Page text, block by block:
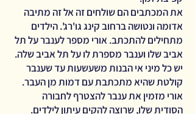
את המכתבים הם שולחים זה אל זה מתיבה
אדומה ונטושה ברחוב קינג גו'רג'. הילדים
מתחילים להתכתב. אורי מספר לענבר על תל
אביב שלו וענבר מספרת לו על תל אביב שלה.
יש כל מיני אי הבנות משעשעות עד שענבר
קולטת שהיא מתכתבת עם דמות מן העבר.
אורי מזמין את ענבר להצטרף לחבורה
הסודית שלו, שרוצה להקים עיתון לילדים.